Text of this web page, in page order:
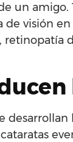
un
visión
, retinopatía